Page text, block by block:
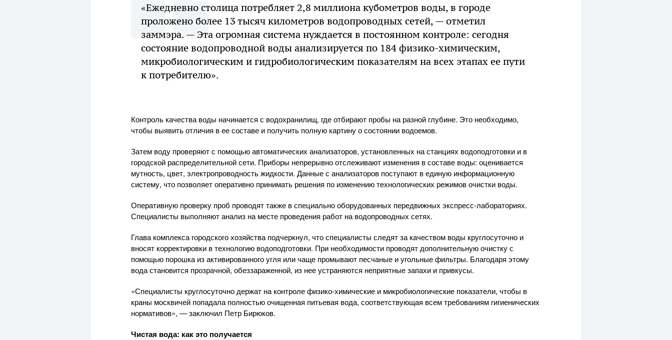
«Ежедневно столица потребляет 2,8 миллиона кубометров воды, в городе
проложено более 13 тысяч километров водопроводных сетей, — отметил
заммэра. — Эта огромная система нуждается в постоянном контроле: сегодня
состояние водопроводной воды анализируется по 184 физико-химическим,
микробиологическим и гидробиологическим показателям на всех этапах ее пути
к потребителю».
Контроль качества воды начинается с водохранилищ, где отбирают пробы на разной глубине. Это необходимо,
чтобы выявить отличия в ее составе и получить полную картину о состоянии водоемов.
Затем воду проверяют с помощью автоматических анализаторов, установленных на станциях водоподготовки и в
городской распределительной сети. Приборы непрерывно отслеживают изменения в составе воды: оценивается
мутность, цвет, электропроводность жидкости. Данные с анализаторов поступают в единую информационную
систему, что позволяет оперативно принимать решения по изменению технологических режимов очистки воды.
Оперативную проверку проб проводят также в специально оборудованных передвижных экспресс-лабораториях.
Специалисты выполняют анализ на месте проведения работ на водопроводных сетях.
Глава комплекса городского хозяйства подчеркнул, что специалисты следят за качеством воды круглосуточно и
вносят корректировки в технологию водоподготовки. При необходимости проводят дополнительную очистку с
помощью порошка из активированного угля или чаще промывают песчаные и угольные фильтры. Благодаря этому
вода становится прозрачной, обеззараженной, из нее устраняются неприятные запахи и привкусы.
«Специалисты круглосуточно держат на контроле физико-химические и микробиологические показатели, чтобы в
краны москвичей попадала полностью очищенная питьевая вода, соответствующая всем требованиям гигиенических
нормативов», — заключил Петр Бирюков.
Чистая вода: как это получается